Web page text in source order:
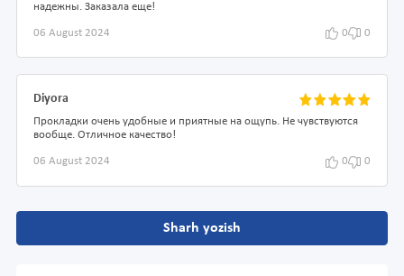
надежны. Заказала еще!
06 August 2024 0 0
Diyora
Прокладки очень удобные и приятные на ощупь. Не чувствуются
вообще. Отличное качество!
06 August 2024 0 0
Sharh yozish